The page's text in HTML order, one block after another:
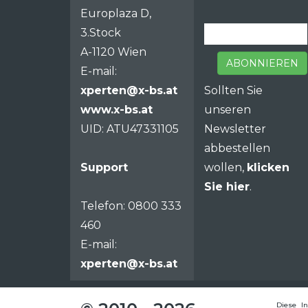
Europlaza D,
3.Stock
A-1120 Wien
E-mail:
xperten@x-bs.at
www.x-bs.at
UID: ATU47331105
Support
Telefon: 0800 333
460
E-mail:
xperten@x-bs.at
Vertrieb
ABONNIEREN
Sollten Sie
unseren
Newsletter
abbestellen
wollen, klicken
Sie hier.
Diese